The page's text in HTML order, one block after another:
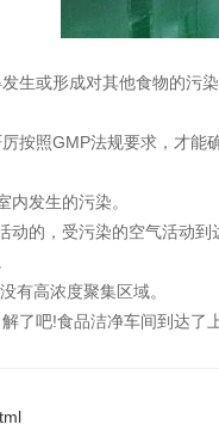
生或形成对其他食物的污
按照GMP法规要求，才能
发生的污染。
的，受污染的空气活动到
有高浓度聚集区域。
了吧!食品洁净车间到达